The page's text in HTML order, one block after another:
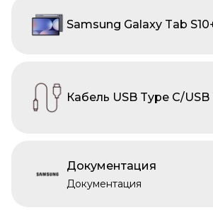
Samsung Galaxy Tab
Кабель USB Type C/USB
Документация
Документация